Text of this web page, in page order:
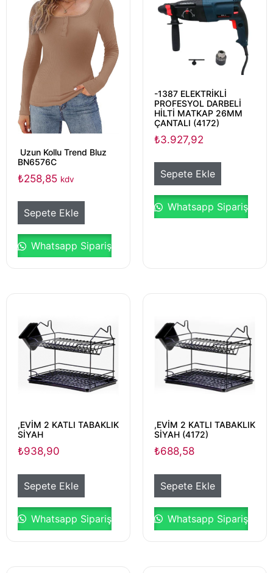
Uzun Kollu Trend Bluz
BN6576C
₺258,85 kdv
Sepete Ekle
Whatsapp Sipariş
-1387 ELEKTRİKLİ
PROFESYOL DARBELİ
HİLTİ MATKAP 26MM
ÇANTALI (4172)
₺3.927,92
Sepete Ekle
Whatsapp Sipariş
,EVİM 2 KATLI TABAKLIK
SİYAH
₺938,90
Sepete Ekle
Whatsapp Sipariş
,EVİM 2 KATLI TABAKLIK
SİYAH (4172)
₺688,58
Sepete Ekle
Whatsapp Sipariş